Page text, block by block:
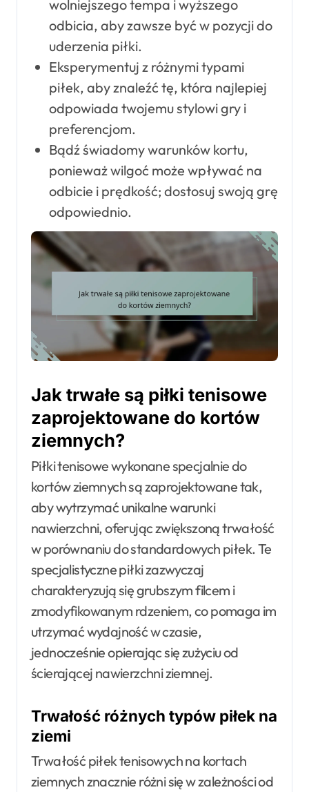
wolniejszego tempa i wyższego
odbicia, aby zawsze być w pozycji do
uderzenia piłki.
Eksperymentuj z różnymi typami
piłek, aby znaleźć tę, która najlepiej
odpowiada twojemu stylowi gry i
preferencjom.
Bądź świadomy warunków kortu,
ponieważ wilgoć może wpływać na
odbicie i prędkość; dostosuj swoją grę
odpowiednio.
Jak trwałe są piłki tenisowe
zaprojektowane do kortów
ziemnych?
Piłki tenisowe wykonane specjalnie do
kortów ziemnych są zaprojektowane tak,
aby wytrzymać unikalne warunki
nawierzchni, oferując zwiększoną trwałość
w porównaniu do standardowych piłek. Te
specjalistyczne piłki zazwyczaj
charakteryzują się grubszym filcem i
zmodyfikowanym rdzeniem, co pomaga im
utrzymać wydajność w czasie,
jednocześnie opierając się zużyciu od
ścierającej nawierzchni ziemnej.
Trwałość różnych typów piłek na
ziemi
Trwałość piłek tenisowych na kortach
ziemnych znacznie różni się w zależności od